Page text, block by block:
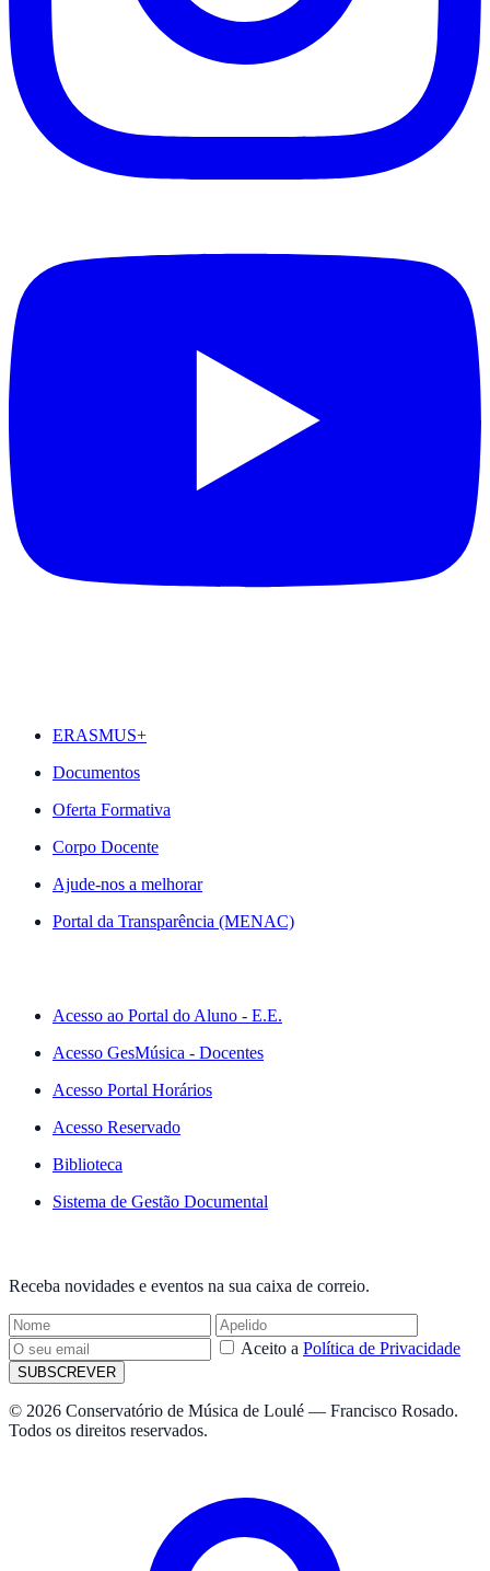
ERASMUS+
Documentos
Oferta Formativa
Corpo Docente
Ajude-nos a melhorar
Portal da Transparência (MENAC)
Acesso ao Portal do Aluno - E.E.
Acesso GesMúsica - Docentes
Acesso Portal Horários
Acesso Reservado
Biblioteca
Sistema de Gestão Documental
Receba novidades e eventos na sua caixa de correio.
Aceito a Política de Privacidade
SUBSCREVER
© 2026 Conservatório de Música de Loulé — Francisco Rosado.
Todos os direitos reservados.